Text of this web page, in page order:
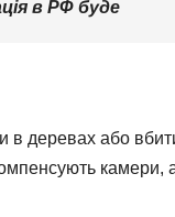
в РФ буде
в деревах або
камери,